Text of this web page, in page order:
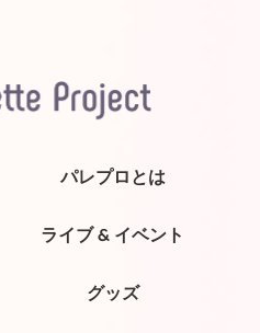
パレプロとは
ライブ & イベント
グッズ